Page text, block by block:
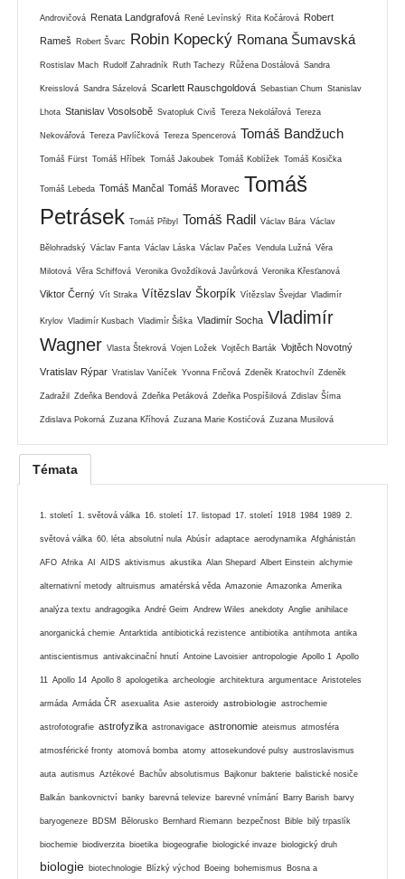
Androvičová Renata Landgrafová René Levínský Rita Kočárová Robert
Rameš Robert Švarc Robin Kopecký Romana Šumavská
Rostislav Mach Rudolf Zahradník Ruth Tachezy Růžena Dostálová Sandra
Kreisslová Sandra Sázelová Scarlett Rauschgoldová Sebastian Chum Stanislav
Lhota Stanislav Vosolsobě Svatopluk Civiš Tereza Nekolářová Tereza
Nekovářová Tereza Pavlíčková Tereza Spencerová Tomáš Bandžuch
Tomáš Fürst Tomáš Hříbek Tomáš Jakoubek Tomáš Koblížek Tomáš Kosička
Tomáš Lebeda Tomáš Mančal Tomáš Moravec Tomáš
Petrásek Tomáš Přibyl Tomáš Radil Václav Bára Václav
Bělohradský Václav Fanta Václav Láska Václav Pačes Vendula Lužná Věra
Milotová Věra Schiffová Veronika Gvoždíková Javůrková Veronika Křesťanová
Viktor Černý Vít Straka Vítězslav Škorpík Vítězslav Švejdar Vladimír
Krylov Vladimír Kusbach Vladimír Šiška Vladimír Socha Vladimír
Wagner Vlasta Štekrová Vojen Ložek Vojtěch Barták Vojtěch Novotný
Vratislav Rýpar Vratislav Vaníček Yvonna Fričová Zdeněk Kratochvíl Zdeněk
Zadražil Zdeňka Bendová Zdeňka Petáková Zdeňka Pospíšilová Zdislav Šíma
Zdislava Pokorná Zuzana Kříhová Zuzana Marie Kostićová Zuzana Musilová
Témata
1. století 1. světová válka 16. století 17. listopad 17. století 1918 1984 1989 2.
světová válka 60. léta absolutní nula Abúsír adaptace aerodynamika Afghánistán
AFO Afrika AI AIDS aktivismus akustika Alan Shepard Albert Einstein alchymie
alternativní metody altruismus amatérská věda Amazonie Amazonka Amerika
analýza textu andragogika André Geim Andrew Wiles anekdoty Anglie anihilace
anorganická chemie Antarktida antibiotická rezistence antibiotika antihmota antika
antiscientismus antivakcinační hnutí Antoine Lavoisier antropologie Apollo 1 Apollo
11 Apollo 14 Apollo 8 apologetika archeologie architektura argumentace Aristoteles
armáda Armáda ČR asexualita Asie asteroidy astrobiologie astrochemie
astrofotografie astrofyzika astronavigace astronomie ateismus atmosféra
atmosférické fronty atomová bomba atomy attosekundové pulsy austroslavismus
auta autismus Aztékové Bachův absolutismus Bajkonur bakterie balistické nosiče
Balkán bankovnictví banky barevná televize barevné vnímání Barry Barish barvy
baryogeneze BDSM Bělorusko Bernhard Riemann bezpečnost Bible bilý trpaslík
biochemie biodiverzita bioetika biogeografie biologické invaze biologický druh
biologie biotechnologie Blízký východ Boeing bohemismus Bosna a